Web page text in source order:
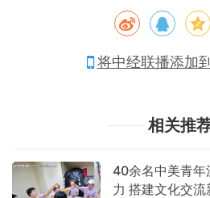
将中经联播添加
相关推
40余名中美青
力 搭建文化交流